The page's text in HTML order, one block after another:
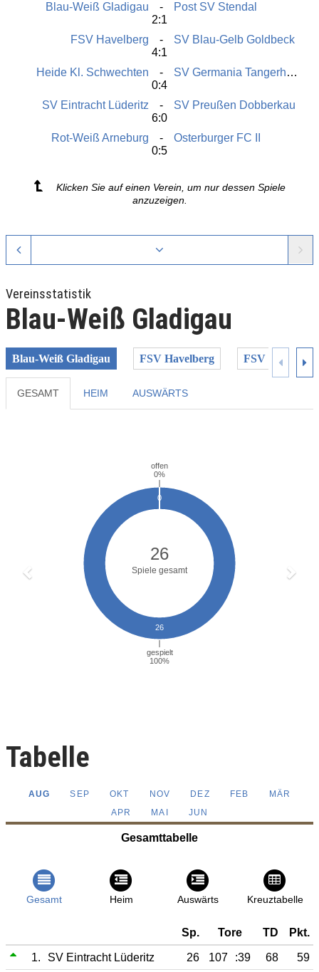
Blau-Weiß Gladigau
Post SV Stendal
2:1
FSV Havelberg
SV Blau-Gelb Goldbeck
4:1
Heide Kl. Schwechten
SV Germania Tangerhütte
0:4
SV Eintracht Lüderitz
SV Preußen Dobberkau
6:0
Rot-Weiß Arneburg
Osterburger FC II
0:5
Klicken Sie auf einen Verein, um nur dessen Spiele
anzuzeigen.
Vereinsstatistik
Blau-Weiß Gladigau
Blau-Weiß Gladigau FSV Havelberg FSV Saxonia
GESAMT HEIM AUSWÄRTS
Tabelle
AUG SEP OKT NOV DEZ FEB
MÄR
APR
MAI JUN
Gesamttabelle
Gesamt Heim Auswärts Kreuztabelle
Sp. Tore TD Pkt.
1. SV Eintracht Lüderitz 26 107 :39 68
59